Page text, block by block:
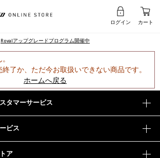
ログイン カート
Rovalアップグレードプログラム開催中
了か、ただ今お取扱いできない商品です。
ホームへ戻る
タマーサービス
ビス
ア